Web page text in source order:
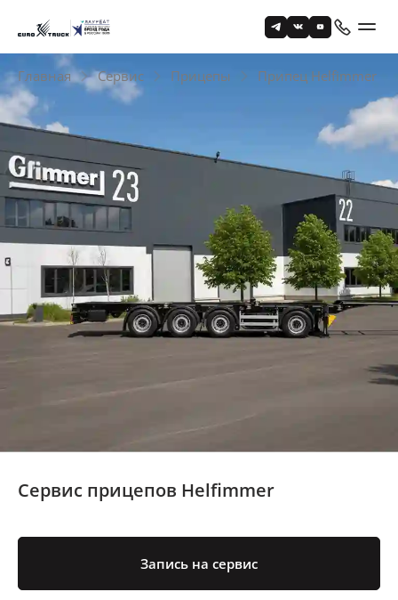
Главная Сервис Прицепы Припец Helfimmer
Сервис прицепов Helfimmer
Запись на сервис